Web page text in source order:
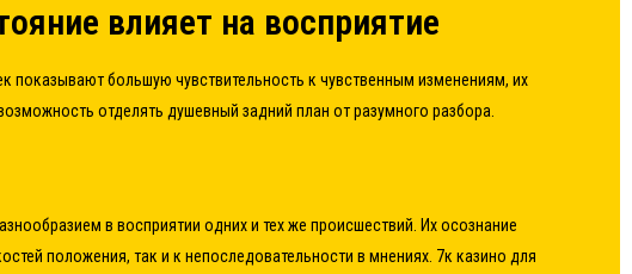
влияет на восприятие
показывают большую чувствительность к чувственным изменениям, их
отделять душевный задний план от разумного разбора.
в восприятии одних и тех же происшествий. Их осознание
положения, так и к непоследовательности в мнениях. 7к казино для